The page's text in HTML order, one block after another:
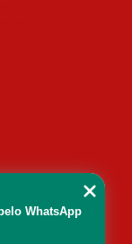
WhatsApp